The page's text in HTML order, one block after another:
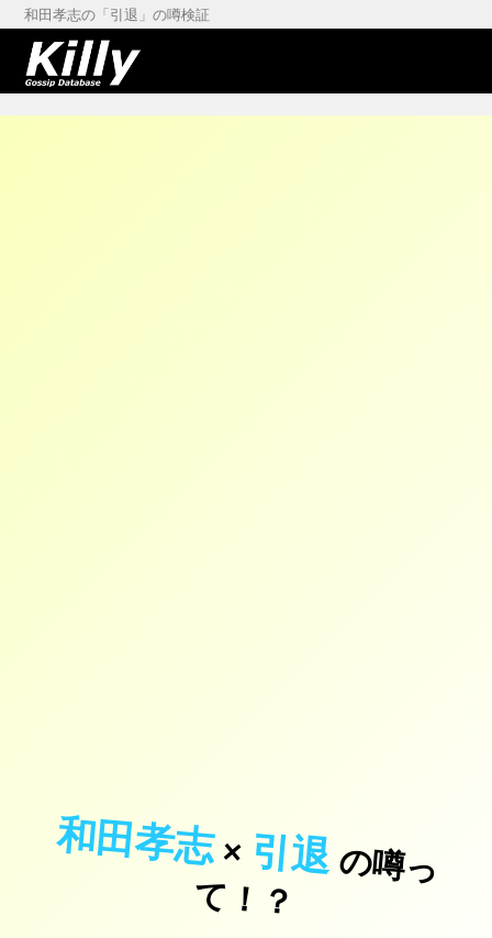
和田孝志の「引退」の噂検証
和田孝志× 引退の
噂
っ
て
！
？